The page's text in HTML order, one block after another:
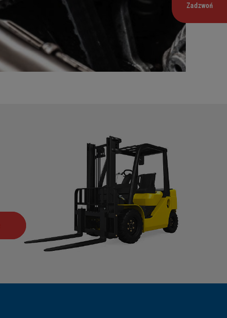
Zadzwoń